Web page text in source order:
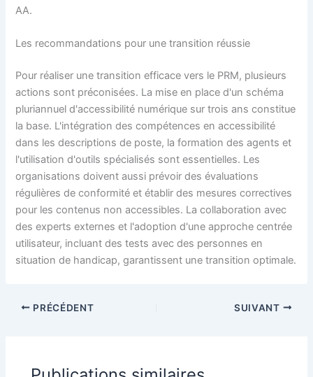
AA.
Les recommandations pour une transition réussie
Pour réaliser une transition efficace vers le PRM, plusieurs
actions sont préconisées. La mise en place d'un schéma
pluriannuel d'accessibilité numérique sur trois ans constitue
la base. L'intégration des compétences en accessibilité
dans les descriptions de poste, la formation des agents et
l'utilisation d'outils spécialisés sont essentielles. Les
organisations doivent aussi prévoir des évaluations
régulières de conformité et établir des mesures correctives
pour les contenus non accessibles. La collaboration avec
des experts externes et l'adoption d'une approche centrée
utilisateur, incluant des tests avec des personnes en
situation de handicap, garantissent une transition optimale.
PRÉCÉDENT SUIVANT